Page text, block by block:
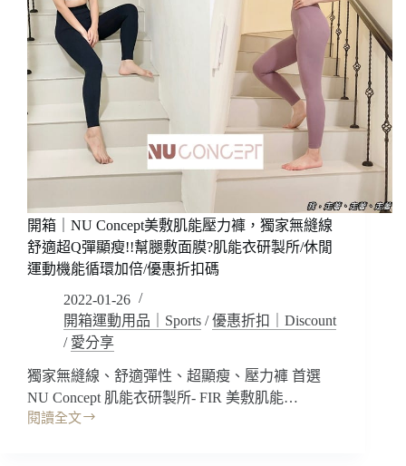
開箱｜NU Concept美敷肌能壓力褲，獨家無縫線
舒適超Q彈顯瘦!!幫腿敷面膜?肌能衣研製所/休閒
運動機能循環加倍/優惠折扣碼
2022-01-26
開箱運動用品｜Sports /優惠折扣｜Discount
/ 愛分享
獨家無縫線、舒適彈性、超顯瘦、壓力褲 首選
NU Concept 肌能衣研製所- FIR 美敷肌能…
閱讀全文
開